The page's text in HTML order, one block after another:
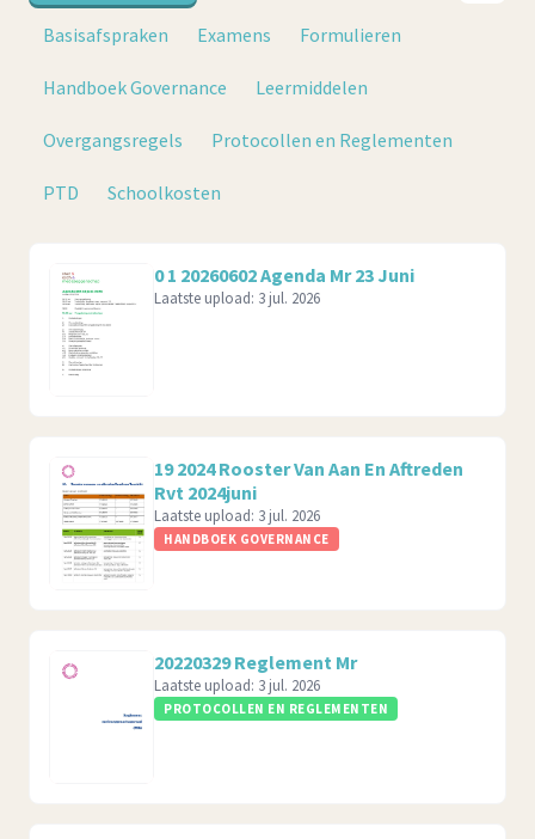
Basisafspraken Examens Formulieren
Handboek Governance Leermiddelen
Overgangsregels Protocollen en Reglementen
PTD Schoolkosten
0 1 20260602 Agenda Mr 23 Juni
Laatste upload: 3 jul. 2026
19 2024 Rooster Van Aan En Aftreden
Rvt 2024juni
Laatste upload: 3 jul. 2026
HANDBOEK GOVERNANCE
20220329 Reglement Mr
Laatste upload: 3 jul. 2026
PROTOCOLLEN EN REGLEMENTEN